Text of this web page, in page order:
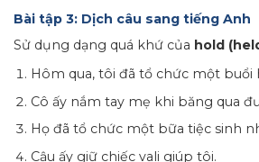
Bài tập 3: Dịch câu sang tiếng Anh
Sử dụng dạng quá khứ của hold
Hôm qua, tôi đã tổ chức một buổi
Cô ấy nắm tay mẹ khi băng qua
Họ đã tổ chức một bữa tiệc sinh
Cậu ấy giữ chiếc vali giúp tôi.